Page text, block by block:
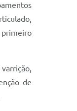
primeiro
de